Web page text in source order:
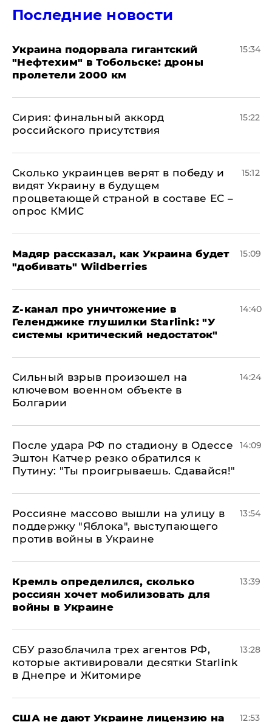
Последние новости
Украина подорвала гигантский
"Нефтехим" в Тобольске: дроны
пролетели 2000 км
15:34
​Сирия: финальный аккорд
российского присутствия
15:22
Сколько украинцев верят в победу и
видят Украину в будущем
процветающей страной в составе ЕС –
опрос КМИС
15:12
Мадяр рассказал, как Украина будет
"добивать" Wildberries
15:09
Z-канал про уничтожение в
Геленджике глушилки Starlink: "У
системы критический недостаток"
14:40
Сильный взрыв произошел на
ключевом военном объекте в
Болгарии
14:24
После удара РФ по стадиону в Одессе
Эштон Катчер резко обратился к
Путину: "Ты проигрываешь. Сдавайся!"
14:09
Россияне массово вышли на улицу в
поддержку "Яблока", выступающего
против войны в Украине
13:54
Кремль определился, сколько
россиян хочет мобилизовать для
войны в Украине
13:39
СБУ разоблачила трех агентов РФ,
которые активировали десятки Starlink
в Днепре и Житомире
13:28
США не дают Украине лицензию на
12:53